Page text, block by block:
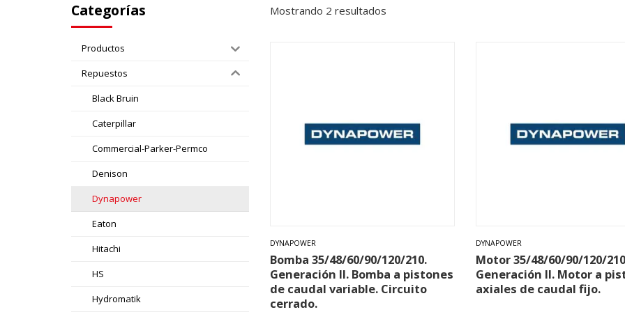
Mostrando 2 resultados
DYNAPOWER
Bomba 35/48/60/90/120/210.
Generación II. Bomba a pistones
de caudal variable. Circuito
cerrado.
DYNAPOWER
Motor 35/48/60/90/120/
Generación II. Motor a
axiales de caudal fijo.
Categorías
Productos
Repuestos
Black Bruin
Caterpillar
Commercial-Parker-Permco
Denison
Dynapower
Eaton
Hitachi
HS
Hydromatik